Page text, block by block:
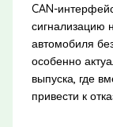
CAN-
сигнализацию
автомобиля
особенно
выпуска, где
привести к